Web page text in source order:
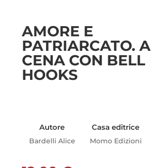
AMORE E
PATRIARCATO. A
CENA CON BELL
HOOKS
Autore
Bardelli Alice
Casa editrice
Momo Edizioni